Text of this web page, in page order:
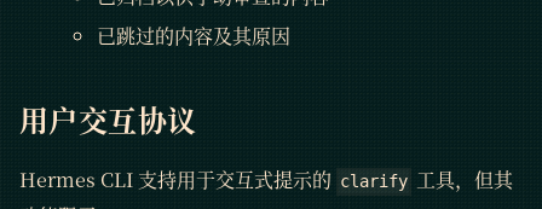
已跳过的内容及其原因
用户交互协议
Hermes CLI 支持用于交互式提示的 clarify 工具，但其